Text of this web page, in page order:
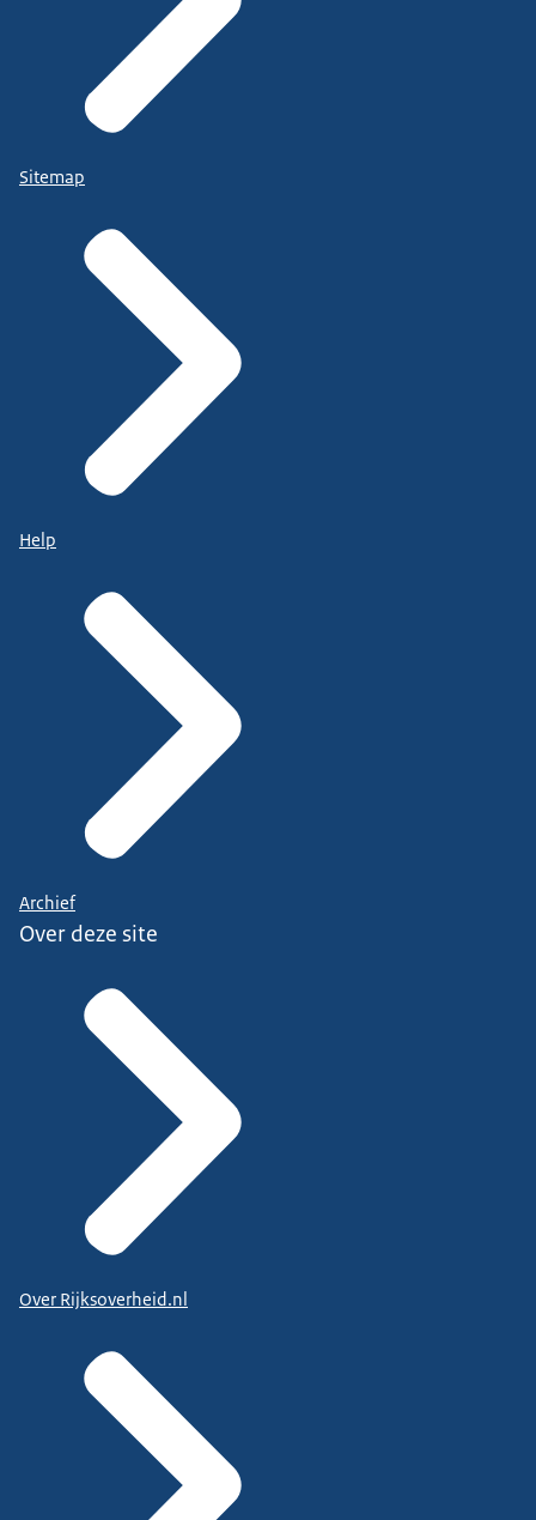
Sitemap
Help
Archief
Over deze site
Over Rijksoverheid.nl